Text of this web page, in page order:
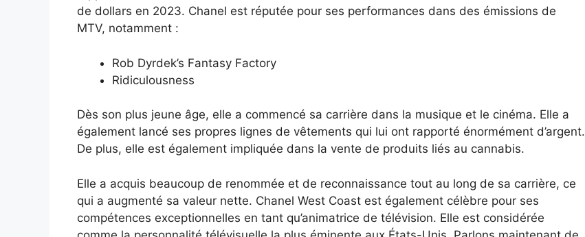
de dollars en 2023. Chanel est réputée pour ses performances dans des émissions de
MTV, notamment :
Rob Dyrdek’s Fantasy Factory
Ridiculousness
Dès son plus jeune âge, elle a commencé sa carrière dans la musique et le cinéma. Elle a
également lancé ses propres lignes de vêtements qui lui ont rapporté énormément d’argent.
De plus, elle est également impliquée dans la vente de produits liés au cannabis.
Elle a acquis beaucoup de renommée et de reconnaissance tout au long de sa carrière, ce
qui a augmenté sa valeur nette. Chanel West Coast est également célèbre pour ses
compétences exceptionnelles en tant qu’animatrice de télévision. Elle est considérée